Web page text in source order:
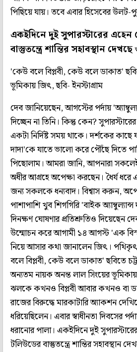
পিছিয়ে যায়। তবে এবার হিসেবের উলট-
একইদিনে দুই সুপারস্টারের
বাস্তুতন্ত্রে শান্তির সহাবস্থান
'কেউ বলে বিপ্লবী, কেউ বলে ডাকাত'
ভূমিকায় জিৎ, ছবি- ইনস্টাগ্রাম
দেব জানিয়েছেন, আগস্টের পর্দায়
দিচ্ছেন না তিনি। কিন্তু কেন?
একটা নির্দিষ্ট সময় থাকে। দর্শকের কাছে
দাদা'কে যাতে ভালো করে পৌঁছে দিতে
পিছোলাম। আমরা জানি, আপনারা
অধীর আগ্রহে অপেক্ষা করছেন। ধৈর্য ধরে
জন্য সকলকে ধন্যবাদ। বিশ্বাস করুন,
পাশাপাশি খুব শিগগিরি 'বাইক
দিনক্ষণ ঘোষণার প্রতিশ্রুতিও দিয়েছেন
উন্মোচন করে আগামী ১৪ আগস্ট 'এক
নিয়ে আসার কথা জানালেন জিৎ।
বলে বিপ্লবী, কেউ বলে ডাকাত' ছবিতে
অন্যতম নায়ক অনন্ত লাল সিংয়ের
ঝলকে কখনও বিপ্লবী আবার কখনও বা
রাজের বিরুদ্ধে মারকাটারি অ্যাকশন
ধরিয়েছিলেন। এবার স্বাধীনতা দিবসের
ধরানোর পালা। একইদিনে দুই
টলিউডের বাস্তুতন্ত্রে শান্তির সহাবস্থান